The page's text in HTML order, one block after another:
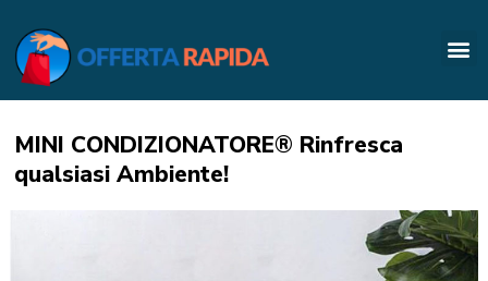
MINI CONDIZIONATORE® Rinfresca
qualsiasi Ambiente!